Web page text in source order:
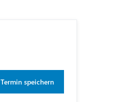
Termin speichern